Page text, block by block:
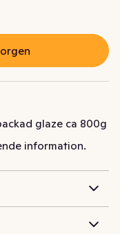
glaze ca 800g
information.